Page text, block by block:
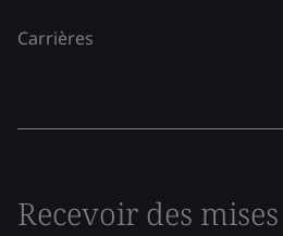
Carrières
Recevoir des